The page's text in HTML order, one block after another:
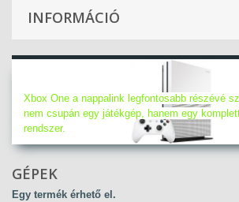
INFORMÁCIÓ
Xbox One a nappalink legfontosabb részévé
nem csupán egy játékgép, hanem egy
rendszer.
GÉPEK
Egy termék érhető el.